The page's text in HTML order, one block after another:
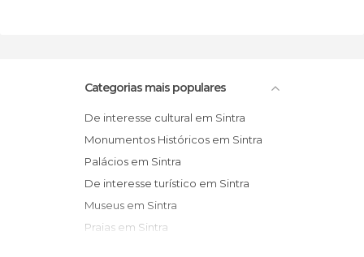
Categorias mais populares
De interesse cultural em Sintra
Monumentos Históricos em Sintra
Palácios em Sintra
De interesse turístico em Sintra
Museus em Sintra
Praias em Sintra